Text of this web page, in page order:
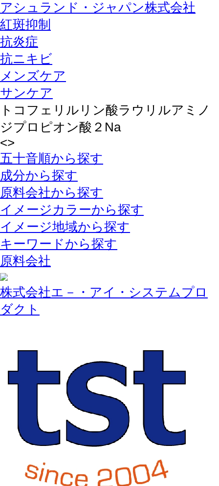
アシュランド・ジャパン株式会社
紅斑抑制
抗炎症
抗ニキビ
メンズケア
サンケア
トコフェリルリン酸ラウリルアミノ
ジプロピオン酸２Na
<>
五十音順から探す
成分から探す
原料会社から探す
イメージカラーから探す
イメージ地域から探す
キーワードから探す
原料会社
株式会社エ－・アイ・システムプロ
ダクト